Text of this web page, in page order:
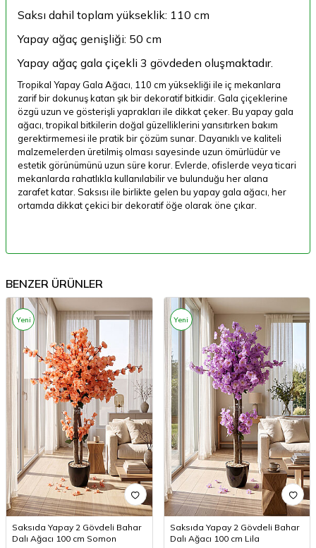
Saksı dahil toplam yükseklik: 110 cm
Yapay ağaç genişliği: 50 cm
Yapay ağaç gala çiçekli 3 gövdeden oluşmaktadır.
Tropikal Yapay Gala Ağacı, 110 cm yüksekliği ile iç mekanlara
zarifbirdokunuşkatan şık birdekoratifbitkidir. Gala çiçeklerine
özgü uzun ve gösterişli yaprakları ile dikkatçeker. Bu yapaygala
ağacı,tropikal bitkilerin doğal güzelliklerini yansıtırken bakım
gerektirmemesi ile pratik birçözüm sunar. Dayanıklı ve kaliteli
malzemelerden üretilmişolması sayesinde uzun ömürlüdürve
estetik görünümünü uzun süre korur. Evlerde, ofislerde veyaticari
mekanlarda rahatlıkla kullanılabilirve bulunduğu heralana
zarafetkatar. Saksısı ile birlikte gelen bu yapaygala ağacı, her
ortamda dikkatçekici birdekoratiföğe olarak öne çıkar.
BENZER ÜRÜNLER
Yeni
Saksıda Yapay 2 Gövdeli Bahar
Dalı Ağacı 100 cm Somon
Yeni
Saksıda Yapay 2 Gövdeli Bahar
Dalı Ağacı 100 cm Lila